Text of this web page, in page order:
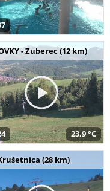
- Zuberec (12 km)
23,9 °C
(28 km)